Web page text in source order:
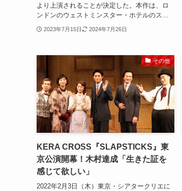
より上演されることが決定した。本作は、ロ
ンドンのウェストミンスター・ホテルのス...
2023年7月15日 2024年7月26日
その他
KERA CROSS『SLAPSTICKS』東
京公演開幕！木村達成「生きた証を
感じて欲しい」
2022年2月3日（木）東京・シアタークリエに